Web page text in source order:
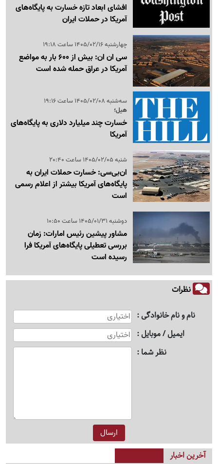
افشای ابعاد تازه خسارت به پایگاه‌های
آمریکا در حملات ایران
چهارشنبه 1405/02/16 ساعت 19:18
سی ان ان: بیش از 600 بار به مواضع
آمریکا در عراق حمله شده است
سه‌شنبه 1405/02/08 ساعت 19:16
هیل؛
خسارت چند میلیارد دلاری به پایگاه‌های
آمریکا
شنبه 1405/02/05 ساعت 20:40
ان‌بی‌سی: خسارت حملات ایران به
پایگاه‌های آمریکا بیشتر از اعلام رسمی
است
دوشنبه 1405/01/31 ساعت 10:50
مشاور پیشین رئیس امارات: زمان
بررسی تعطیلی پایگاه‌های آمریکا فرا
رسیده است
نظرات
نام و نام خانوادگی
ایمیل / موبایل
نظر شما
آخرین اخبار